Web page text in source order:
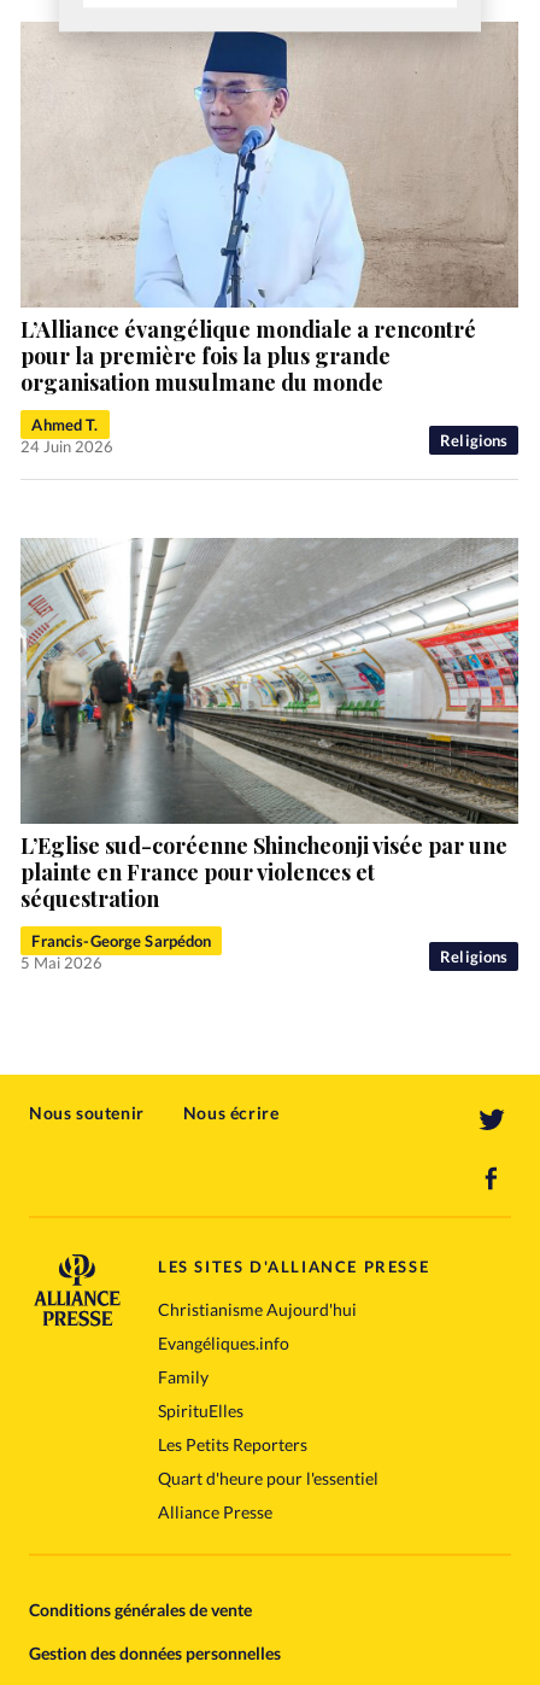
Religions
L’Alliance évangélique mondiale a rencontré
pour la première fois la plus grande
organisation musulmane du monde
Ahmed T.
24 Juin 2026
Religions
L’Eglise sud-coréenne Shincheonji visée par une
plainte en France pour violences et
séquestration
Francis-George Sarpédon
5 Mai 2026
Nous soutenir Nous écrire
LES SITES D'ALLIANCE PRESSE
Christianisme Aujourd'hui
Evangéliques.info
Family
SpirituElles
Les Petits Reporters
Quart d'heure pour l'essentiel
Alliance Presse
Conditions générales de vente
Gestion des données personnelles